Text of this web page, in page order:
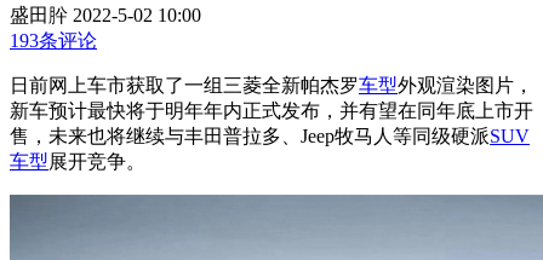
盛田肸 2022-5-02 10:00
193条评论
日前网上车市获取了一组三菱全新帕杰罗车型外观渲染图片，
新车预计最快将于明年年内正式发布，并有望在同年底上市开
售，未来也将继续与丰田普拉多、Jeep牧马人等同级硬派SUV
车型展开竞争。